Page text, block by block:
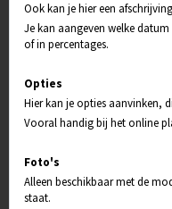
Ook kan je hier een
Je kan aangeven welke
of in percentages.
Opties
Hier kan je opties aanvinken,
Vooral handig bij het online
Foto's
Alleen beschikbaar met de
staat.